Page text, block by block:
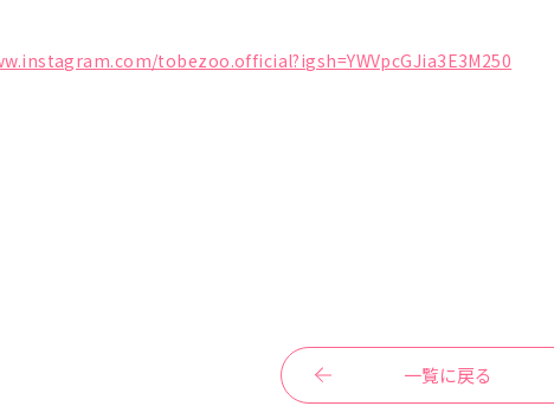
tobezoo.official?igsh=YWVpcGJia3E3M250
一覧に戻る